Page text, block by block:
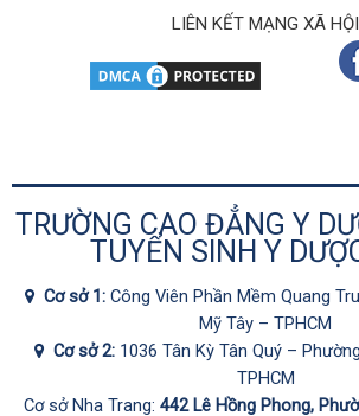
LIÊN KẾT MẠNG XÃ HỘI
TRƯỜNG CAO ĐẲNG Y
TUYỂN SINH Y
Cơ sở 1: Công Viên Phần Mềm Quang
Mỹ Tây – TPHCM
Cơ sở 2: 1036 Tân Kỳ Tân Quý –
TPHCM
Cơ sở Nha Trang: 442 Lê Hồng Phong,